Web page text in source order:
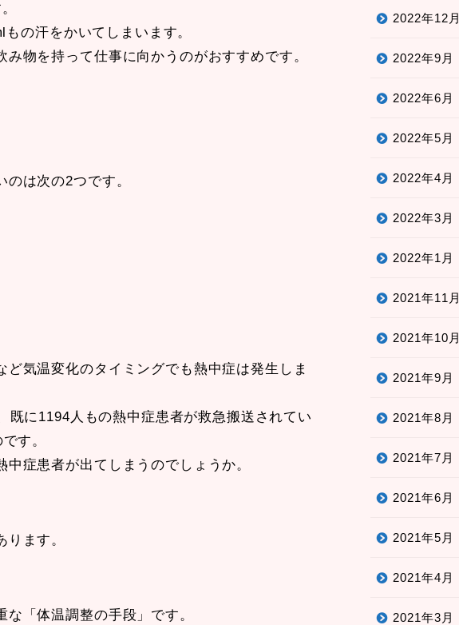
の汗をかいてしまいます。
物を持って仕事に向かうのがおすすめです。
は次の2つです。
気温変化のタイミングでも熱中症は発生しま
に1194人もの熱中症患者が救急搬送されてい
す。
症患者が出てしまうのでしょうか。
ます。
「体温調整の手段」です。
2022年12月
2022年9月
2022年6月
2022年5月
2022年4月
2022年3月
2022年1月
2021年11月
2021年10月
2021年9月
2021年8月
2021年7月
2021年6月
2021年5月
2021年4月
2021年3月